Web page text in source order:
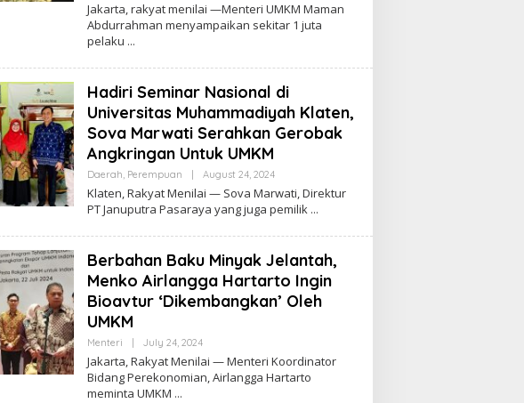
Y
R
O
A
Jakarta, rakyat menilai —Menteri UMKM Maman
Abdurrahman menyampaikan sekitar 1 juta
pelaku
Hadiri Seminar Nasional di
Universitas Muhammadiyah Klaten,
Sova Marwati Serahkan Gerobak
Angkringan Untuk UMKM
Daerah, Perempuan August 24, 2024B
R
O
Y
Z
Klaten, Rakyat Menilai — Sova Marwati, Direktur
PT Januputra Pasaraya yang juga pemilik
Berbahan Baku Minyak Jelantah,
Menko Airlangga Hartarto Ingin
Bioavtur ‘Dikembangkan’ Oleh
UMKM
Menteri July 24, 2024B
Y
A
D
Jakarta, Rakyat Menilai — Menteri Koordinator
Bidang Perekonomian, Airlangga Hartarto
meminta UMKM